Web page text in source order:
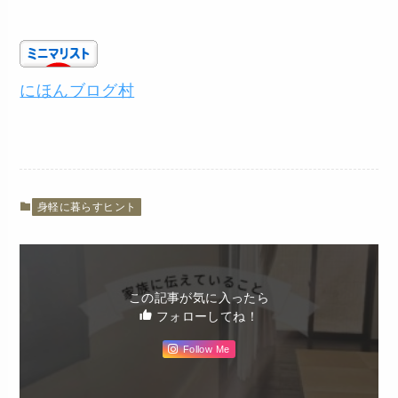
にほんブログ村
身軽に暮らすヒント
この記事が気に入ったら
フォローしてね！
Follow Me